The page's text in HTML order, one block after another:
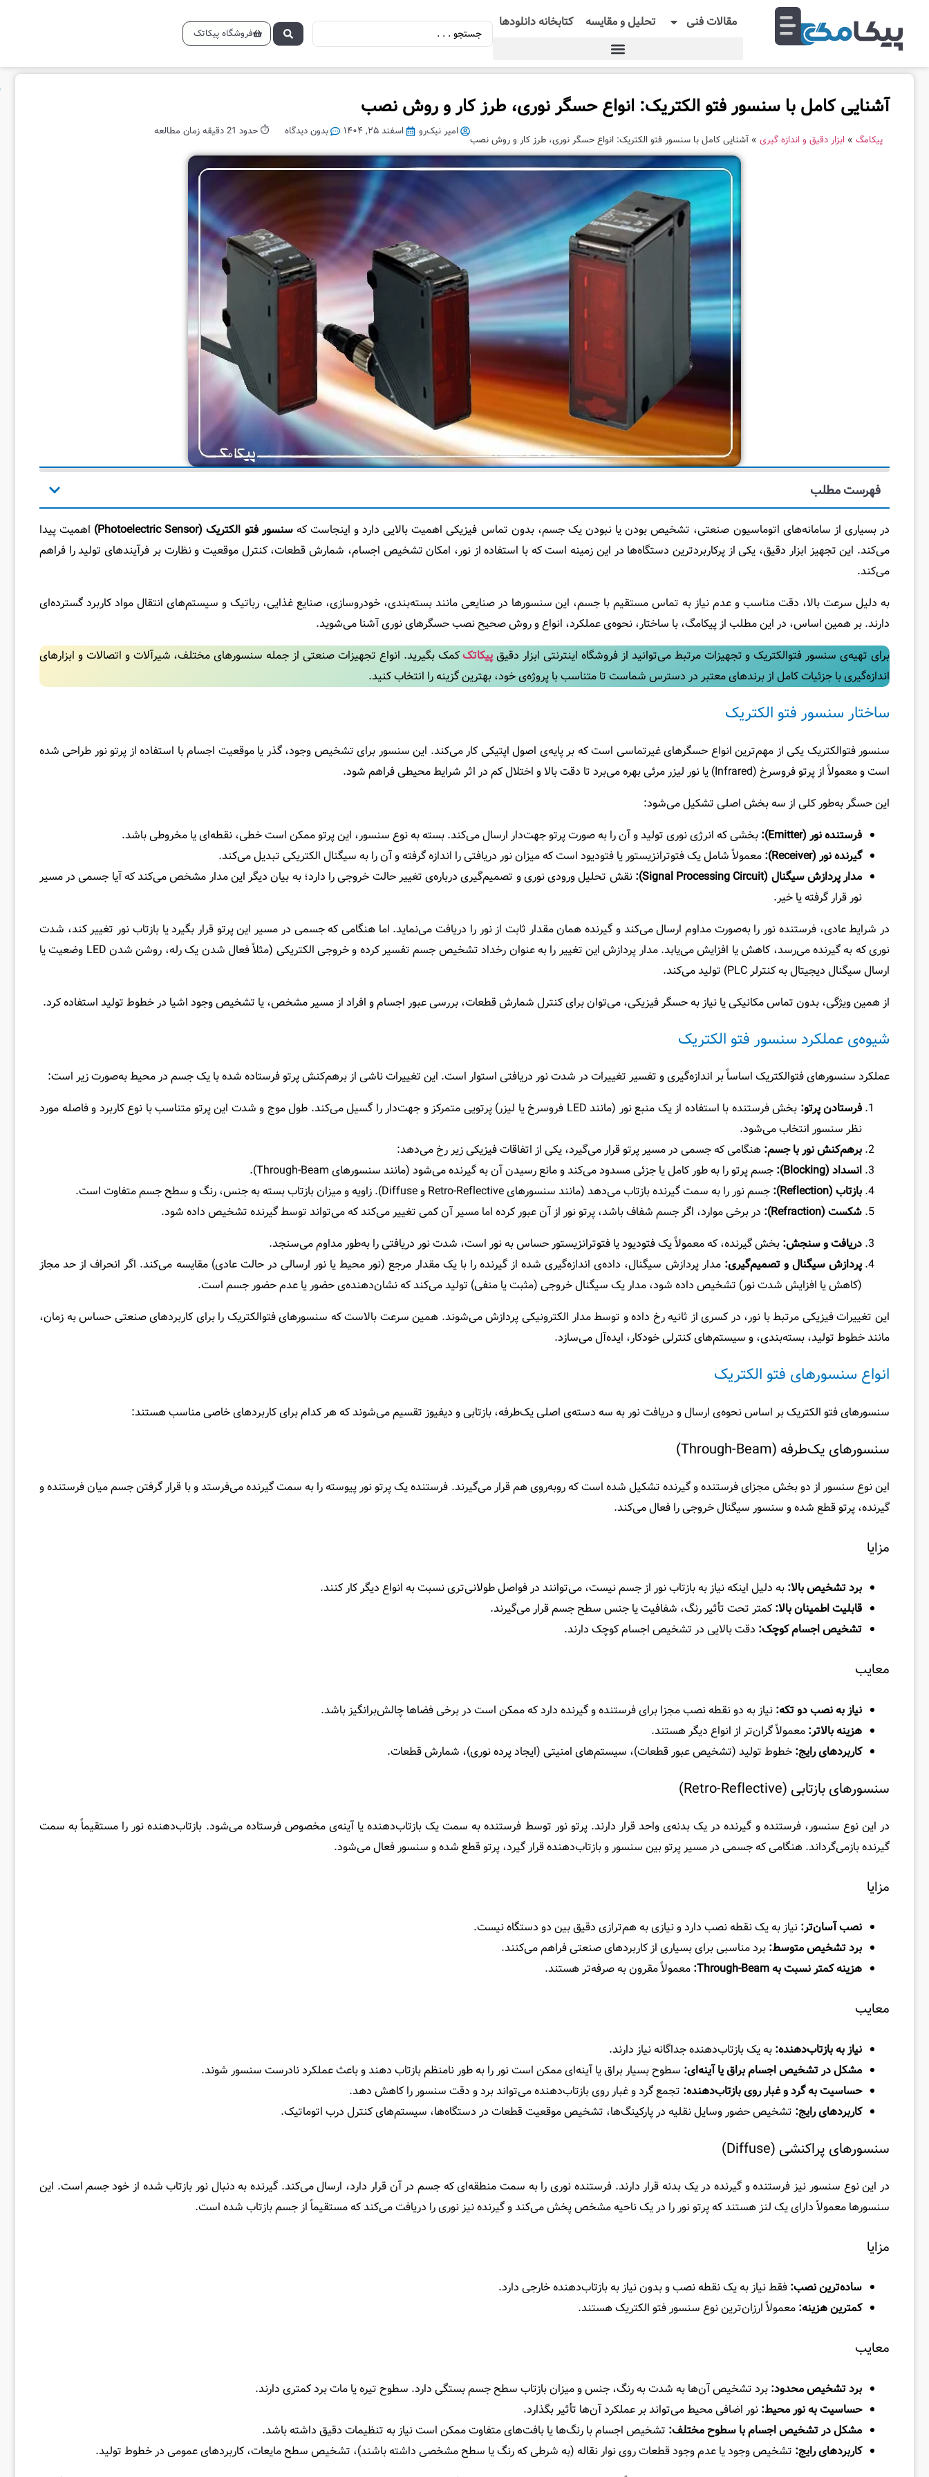
مقالات فنی تحلیل و مقایسه کتابخانه دانلودها
فروشگاه پیکاتک
آشنایی کامل با سنسور فتو الکتریک: انواع حسگر نوری، طرز کار و روش نصب
پیکامگ » ابزار دقیق و اندازه گیری » آشنایی کامل با سنسور فتو الکتریک: انواع حسگر نوری، طرز کار و روش نصب
امیر نیک‌رو اسفند ۲۵, ۱۴۰۴ بدون دیدگاه ⏱️ حدود 21 دقیقه زمان مطالعه
فهرست مطلب
در بسیاری از سامانه‌های اتوماسیون صنعتی، تشخیص بودن یا نبودن یک جسم، بدون تماس فیزیکی اهمیت بالایی دارد و اینجاست کهسنسور فتو الکتریک (Photoelectric Sensor)
اهمیت پیدا
می‌کند. این تجهیز ابزار دقیق، یکی از پرکاربردترین دستگاه‌ها در این زمینه است که با استفاده از نور، امکان تشخیص اجسام، شمارش قطعات، کنترل موقعیت و نظارت بر فرآیندهای تولید را فراهم
می‌کند.
به دلیل سرعت بالا، دقت مناسب و عدم نیاز به تماس مستقیم با جسم، این سنسورها در صنایعی مانند بسته‌بندی، خودروسازی، صنایع غذایی، رباتیک و سیستم‌های انتقال مواد کاربرد گسترده‌ای
دارند. بر همین اساس، در این مطلب از پیکامگ، با ساختار، نحوه‌ی عملکرد، انواع و روش صحیح نصب حسگرهای نوری آشنا می‌شوید.
برای تهیه‌ی سنسور فتوالکتریک و تجهیزات مرتبط می‌توانید از فروشگاه اینترنتی ابزار دقیق پیکاتککمک بگیرید. انواع تجهیزات صنعتی از جمله سنسورهای مختلف، شیرآلات و اتصالات و ابزارهای
اندازه‌گیری با جزئیات کامل از برندهای معتبر در دسترس شماست تا متناسب با پروژه‌ی خود، بهترین گزینه را انتخاب کنید.
ساختار سنسور فتو الکتریک
سنسور فتوالکتریک یکی از مهم‌ترین انواع حسگرهای غیرتماسی است که بر پایه‌ی اصول اپتیکی کار می‌کند. این سنسور برای تشخیص وجود، گذر یا موقعیت اجسام با استفاده از پرتو نور طراحی شده
است و معمولاً از پرتو فروسرخ (Infrared) یا نور لیزر مرئی بهره می‌برد تا دقت بالا و اختلال کم در اثر شرایط محیطی فراهم شود.
این حسگر به‌طور کلی از سه بخش اصلی تشکیل می‌شود:
فرستنده نور (Emitter)
: بخشی که انرژی نوری تولید و آن را به صورت پرتو جهت‌دار ارسال می‌کند. بسته به نوع سنسور، این پرتو ممکن است خطی، نقطه‌ای یا مخروطی باشد.
گیرنده نور (Receiver)
: معمولاً شامل یک فتوترانزیستور یا فتودیود است که میزان نور دریافتی را اندازه گرفته و آن را به سیگنال الکتریکی تبدیل می‌کند.
مدار پردازش سیگنال (Signal Processing Circuit)
: نقش تحلیل ورودی نوری و تصمیم‌گیری درباره‌ی تغییر حالت خروجی را دارد؛ به بیان دیگر این مدار مشخص می‌کند که آیا جسمی در مسیر
نور قرار گرفته یا خیر.
در شرایط عادی، فرستنده نور را به‌صورت مداوم ارسال می‌کند و گیرنده همان مقدار ثابت از نور را دریافت می‌نماید. اما هنگامی که جسمی در مسیر این پرتو قرار بگیرد یا بازتاب نور تغییر کند، شدت
نوری که به گیرنده می‌رسد، کاهش یا افزایش می‌یابد. مدار پردازش این تغییر را به عنوان رخداد تشخیص جسم تفسیر کرده و خروجی الکتریکی (مثلاً فعال شدن یک رله، روشن شدن LED وضعیت یا
ارسال سیگنال دیجیتال به کنترلر PLC) تولید می‌کند.
از همین ویژگی، بدون تماس مکانیکی یا نیاز به حسگر فیزیکی، می‌توان برای کنترل شمارش قطعات، بررسی عبور اجسام و افراد از مسیر مشخص، یا تشخیص وجود اشیا در خطوط تولید استفاده کرد.
شیوه‌ی عملکرد سنسور فتو الکتریک
عملکرد سنسورهای فتوالکتریک اساساً بر اندازه‌گیری و تفسیر تغییرات در شدت نور دریافتی استوار است. این تغییرات ناشی از برهم‌کنش پرتو فرستاده شده با یک جسم در محیط به‌صورت زیر است:
فرستادن پرتو:
بخش فرستنده با استفاده از یک منبع نور (مانند LED فروسرخ یا لیزر) پرتویی متمرکز و جهت‌دار را گسیل می‌کند. طول موج و شدت این پرتو متناسب با نوع کاربرد و فاصله مورد
نظر سنسور انتخاب می‌شود.
برهم‌کنش نور با جسم: هنگامی که جسمی در مسیر پرتو قرار می‌گیرد، یکی از اتفاقات فیزیکی زیر رخ می‌دهد:
انسداد (Blocking
): جسم پرتو را به طور کامل یا جزئی مسدود می‌کند و مانع رسیدن آن به گیرنده می‌شود (مانند سنسورهای Through-Beam).
بازتاب (Reflection
): جسم نور را به سمت گیرنده بازتاب می‌دهد (مانند سنسورهای Retro-Reflective و Diffuse). زاویه و میزان بازتاب بسته به جنس، رنگ و سطح جسم متفاوت است.
شکست (Refraction
): در برخی موارد، اگر جسم شفاف باشد، پرتو نور از آن عبور کرده اما مسیر آن کمی تغییر می‌کند که می‌تواند توسط گیرنده تشخیص داده شود.
دریافت و سنجش: بخش گیرنده، که معمولاً یک فتودیود یا فتوترانزیستور حساس به نور است، شدت نور دریافتی را به‌طور مداوم می‌سنجد.
پردازش سیگنال و تصمیم‌گیری: مدار پردازش سیگنال، داده‌ی اندازه‌گیری شده از گیرنده را با یک مقدار مرجع (نور محیط یا نور ارسالی در حالت عادی) مقایسه می‌کند. اگر انحراف از حد مجاز
(کاهش یا افزایش شدت نور) تشخیص داده شود، مدار یک سیگنال خروجی (مثبت یا منفی) تولید می‌کند که نشان‌دهنده‌ی حضور یا عدم حضور جسم است.
این تغییرات فیزیکی مرتبط با نور، در کسری از ثانیه رخ داده و توسط مدار الکترونیکی پردازش می‌شوند. همین سرعت بالاست که سنسورهای فتوالکتریک را برای کاربردهای صنعتی حساس به زمان،
مانند خطوط تولید، بسته‌بندی، و سیستم‌های کنترلی خودکار، ایده‌آل می‌سازد.
انواع سنسورهای فتو الکتریک
سنسورهای فتو الکتریک بر اساس نحوه‌ی ارسال و دریافت نور به سه دسته‌ی اصلی یک‌طرفه، بازتابی و دیفیوز تقسیم می‌شوند که هر کدام برای کاربردهای خاصی مناسب هستند:
سنسورهای یک‌طرفه (Through-Beam)
این نوع سنسور از دو بخش مجزای فرستنده و گیرنده تشکیل شده است که روبه‌روی هم قرار می‌گیرند. فرستنده یک پرتو نور پیوسته را به سمت گیرنده می‌فرستد و با قرار گرفتن جسم میان فرستنده و
گیرنده، پرتو قطع شده و سنسور سیگنال خروجی را فعال می‌کند.
مزایا
برد تشخیص بالا: به دلیل اینکه نیاز به بازتاب نور از جسم نیست، می‌توانند در فواصل طولانی‌تری نسبت به انواع دیگر کار کنند.
قابلیت اطمینان بالا: کمتر تحت تأثیر رنگ، شفافیت یا جنس سطح جسم قرار می‌گیرند.
تشخیص اجسام کوچک: دقت بالایی در تشخیص اجسام کوچک دارند.
معایب
نیاز به نصب دو تکه: نیاز به دو نقطه نصب مجزا برای فرستنده و گیرنده دارد که ممکن است در برخی فضاها چالش‌برانگیز باشد.
هزینه بالاتر: معمولاً گران‌تر از انواع دیگر هستند.
کاربردهای رایج: خطوط تولید (تشخیص عبور قطعات)، سیستم‌های امنیتی (ایجاد پرده نوری)، شمارش قطعات.
سنسورهای بازتابی (Retro-Reflective)
در این نوع سنسور، فرستنده و گیرنده در یک بدنه‌ی واحد قرار دارند. پرتو نور توسط فرستنده به سمت یک بازتاب‌دهنده یا آینه‌ی مخصوص فرستاده می‌شود. بازتاب‌دهنده نور را مستقیماً به سمت
گیرنده بازمی‌گرداند. هنگامی که جسمی در مسیر پرتو بین سنسور و بازتاب‌دهنده قرار گیرد، پرتو قطع شده و سنسور فعال می‌شود.
مزایا
نصب آسان‌تر: نیاز به یک نقطه نصب دارد و نیازی به هم‌ترازی دقیق بین دو دستگاه نیست.
برد تشخیص متوسط: برد مناسبی برای بسیاری از کاربردهای صنعتی فراهم می‌کنند.
هزینه کمتر نسبت به Through-Beam
: معمولاً مقرون به صرفه‌تر هستند.
معایب
نیاز به بازتاب‌دهنده: به یک بازتاب‌دهنده جداگانه نیاز دارند.
مشکل در تشخیص اجسام براق یا آینه‌ای: سطوح بسیار براق یا آینه‌ای ممکن است نور را به طور نامنظم بازتاب دهند و باعث عملکرد نادرست سنسور شوند.
حساسیت به گرد و غبار روی بازتاب‌دهنده: تجمع گرد و غبار روی بازتاب‌دهنده می‌تواند برد و دقت سنسور را کاهش دهد.
کاربردهای رایج: تشخیص حضور وسایل نقلیه در پارکینگ‌ها، تشخیص موقعیت قطعات در دستگاه‌ها، سیستم‌های کنترل درب اتوماتیک.
سنسورهای پراکنشی (Diffuse)
در این نوع سنسور نیز فرستنده و گیرنده در یک بدنه قرار دارند. فرستنده نوری را به سمت منطقه‌ای که جسم در آن قرار دارد، ارسال می‌کند. گیرنده به دنبال نور بازتاب شده از خودجسماست. این
سنسورها معمولاً دارای یک لنز هستند که پرتو نور را در یک ناحیه مشخص پخش می‌کند و گیرنده نیز نوری را دریافت می‌کند که مستقیماً از جسم بازتاب شده است.
مزایا
ساده‌ترین نصب: فقط نیاز به یک نقطه نصب و بدون نیاز به بازتاب‌دهنده خارجی دارد.
کمترین هزینه: معمولاً ارزان‌ترین نوع سنسور فتو الکتریک هستند.
معایب
برد تشخیص محدود: برد تشخیص آن‌ها به شدت به رنگ، جنس و میزان بازتاب سطح جسم بستگی دارد. سطوح تیره یا مات برد کمتری دارند.
حساسیت به نور محیط: نور اضافی محیط می‌تواند بر عملکرد آن‌ها تأثیر بگذارد.
مشکل در تشخیص اجسام با سطوح مختلف: تشخیص اجسام با رنگ‌ها یا بافت‌های متفاوت ممکن است نیاز به تنظیمات دقیق داشته باشد.
کاربردهای رایج: تشخیص وجود یا عدم وجود قطعات روی نوار نقاله (به شرطی که رنگ یا سطح مشخصی داشته باشند)، تشخیص سطح مایعات، کاربردهای عمومی در خطوط تولید.